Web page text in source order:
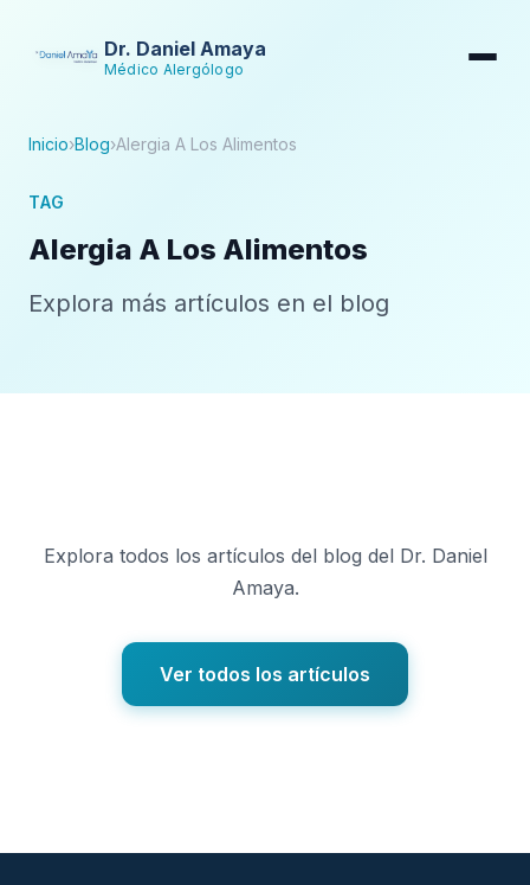
Dr. Daniel Amaya
Médico Alergólogo
Inicio›Blog›Alergia A Los Alimentos
TAG
Alergia A Los Alimentos
Explora más artículos en el blog
Explora todos los artículos del blog del Dr. Daniel
Amaya.
Ver todos los artículos